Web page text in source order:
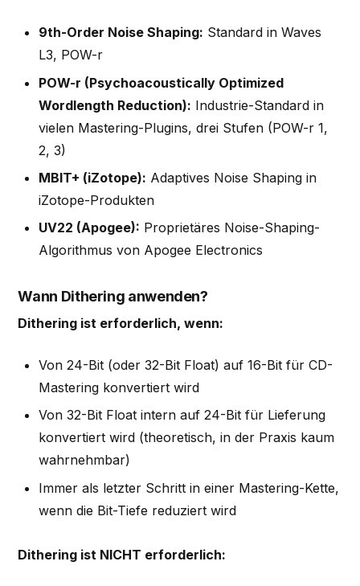
9th-Order Noise Shaping: Standard in Waves
L3, POW-r
POW-r (Psychoacoustically Optimized
Wordlength Reduction): Industrie-Standard in
vielen Mastering-Plugins, drei Stufen (POW-r 1,
2, 3)
MBIT+ (iZotope): Adaptives Noise Shaping in
iZotope-Produkten
UV22 (Apogee): Proprietäres Noise-Shaping-
Algorithmus von Apogee Electronics
Wann Dithering anwenden?
Dithering ist erforderlich, wenn:
Von 24-Bit (oder 32-Bit Float) auf 16-Bit für CD-
Mastering konvertiert wird
Von 32-Bit Float intern auf 24-Bit für Lieferung
konvertiert wird (theoretisch, in der Praxis kaum
wahrnehmbar)
Immer als letzter Schritt in einer Mastering-Kette,
wenn die Bit-Tiefe reduziert wird
Dithering ist NICHT erforderlich: